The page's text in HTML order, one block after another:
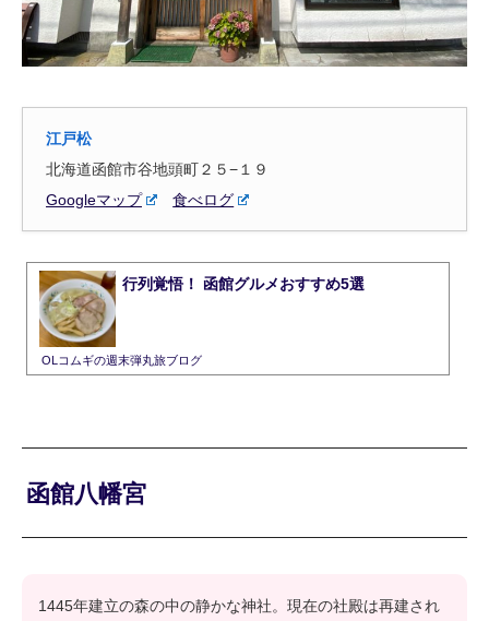
江戸松
北海道函館市谷地頭町２５−１９
Googleマップ
食べログ
行列覚悟！ 函館グルメおすすめ5選
OLコムギの週末弾丸旅ブログ
函館八幡宮
1445年建立の森の中の静かな神社。現在の社殿は再建され